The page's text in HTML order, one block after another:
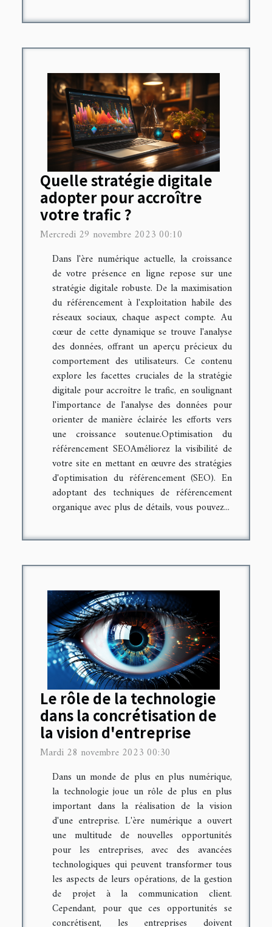
Quelle stratégie digitale
adopter pour accroître
votre trafic ?
Mercredi 29 novembre 2023 00:10
Dans l'ère numérique actuelle, la croissance
de votre présence en ligne repose sur une
stratégie digitale robuste. De la maximisation
du référencement à l'exploitation habile des
réseaux sociaux, chaque aspect compte. Au
cœur de cette dynamique se trouve l'analyse
des données, offrant un aperçu précieux du
comportement des utilisateurs. Ce contenu
explore les facettes cruciales de la stratégie
digitale pour accroître le trafic, en soulignant
l'importance de l'analyse des données pour
orienter de manière éclairée les efforts vers
une croissance soutenue.Optimisation du
référencement SEOAméliorez la visibilité de
votre site en mettant en œuvre des stratégies
d'optimisation du référencement (SEO). En
adoptant des techniques de référencement
organique avec plus de détails, vous pouvez...
Le rôle de la technologie
dans la concrétisation de
la vision d'entreprise
Mardi 28 novembre 2023 00:30
Dans un monde de plus en plus numérique,
la technologie joue un rôle de plus en plus
important dans la réalisation de la vision
d'une entreprise. L'ère numérique a ouvert
une multitude de nouvelles opportunités
pour les entreprises, avec des avancées
technologiques qui peuvent transformer tous
les aspects de leurs opérations, de la gestion
de projet à la communication client.
Cependant, pour que ces opportunités se
concrétisent, les entreprises doivent